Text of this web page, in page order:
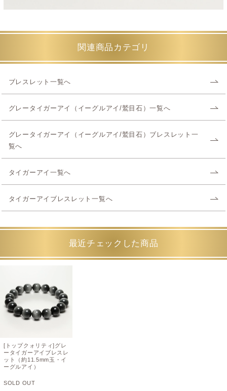
関連商品カテゴリ
ブレスレット一覧へ
グレータイガーアイ（イーグルアイ/鷲目石）一覧へ
グレータイガーアイ（イーグルアイ/鷲目石）ブレスレット一
覧へ
タイガーアイ一覧へ
タイガーアイブレスレット一覧へ
最近チェックした商品
[トップクォリティ]グレ
ータイガーアイブレスレ
ット（約11.5mm玉・イ
ーグルアイ）
SOLD OUT